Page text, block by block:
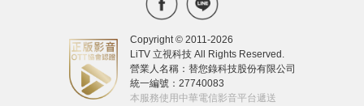
Copyright © 2011-2026
LiTV 立視科技 All Rights Reserved.
營業人名稱：替您錄科技股份有限公司
統一編號：27740083
本服務使用中華電信影音平台遞送